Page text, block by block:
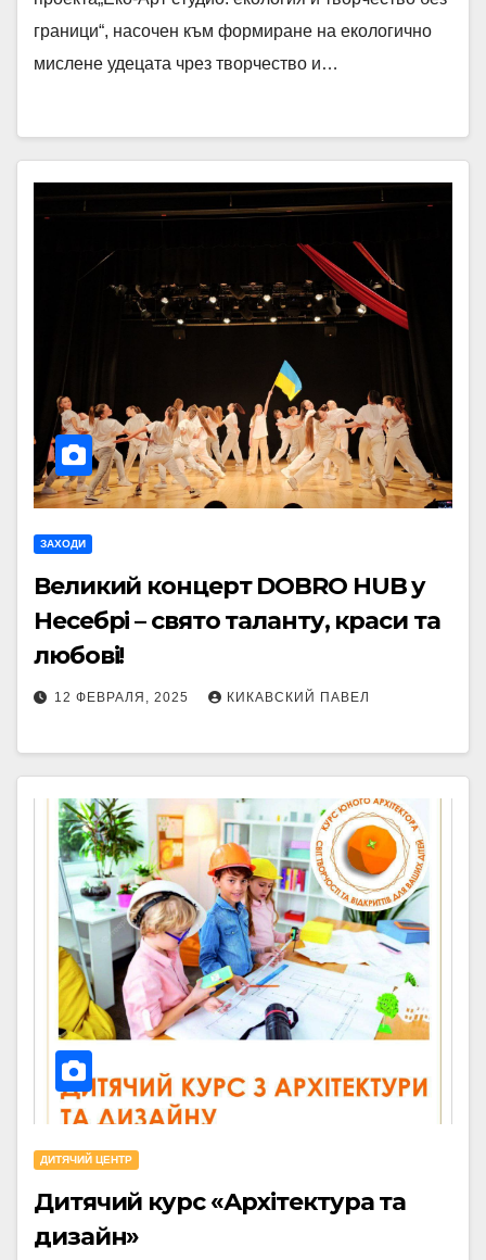
граници“, насочен към формиране на екологично
мислене удецата чрез творчество и…
ЗАХОДИ
Великий концерт DOBRO HUB у
Несебрі – свято таланту, краси та
любові!
12 ФЕВРАЛЯ, 2025 КИКАВСКИЙ ПАВЕЛ
ДИТЯЧИЙ ЦЕНТР
Дитячий курс «Архітектура та
дизайн»